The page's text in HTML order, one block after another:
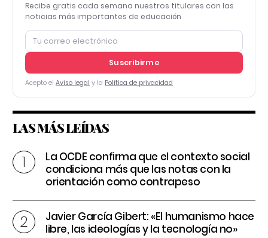
Recibe gratis cada semana nuestros titulares con las
noticias más importantes de educación
Suscribirme
Acepto el Aviso legal y la Política de privacidad
LAS MÁS LEÍDAS
La OCDE confirma que el contexto social
condiciona más que las notas con la
orientación como contrapeso
Javier García Gibert: «El humanismo hace
libre, las ideologías y la tecnología no»